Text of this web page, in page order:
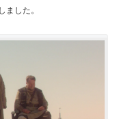
ました。